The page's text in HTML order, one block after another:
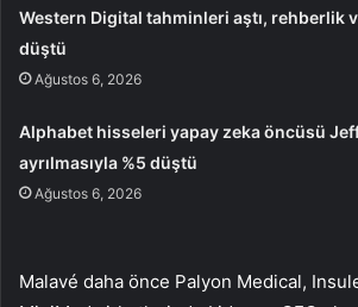
Western Digital tahminleri aştı, rehberlik
düştü
Ağustos 6, 2026
Alphabet hisseleri yapay zeka öncüsü Jeff
ayrılmasıyla %5 düştü
Ağustos 6, 2026
Malavé daha önce Palyon Medical,